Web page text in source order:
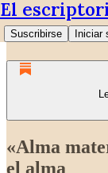
El
Suscribirse Iniciar
«Alma
el alma